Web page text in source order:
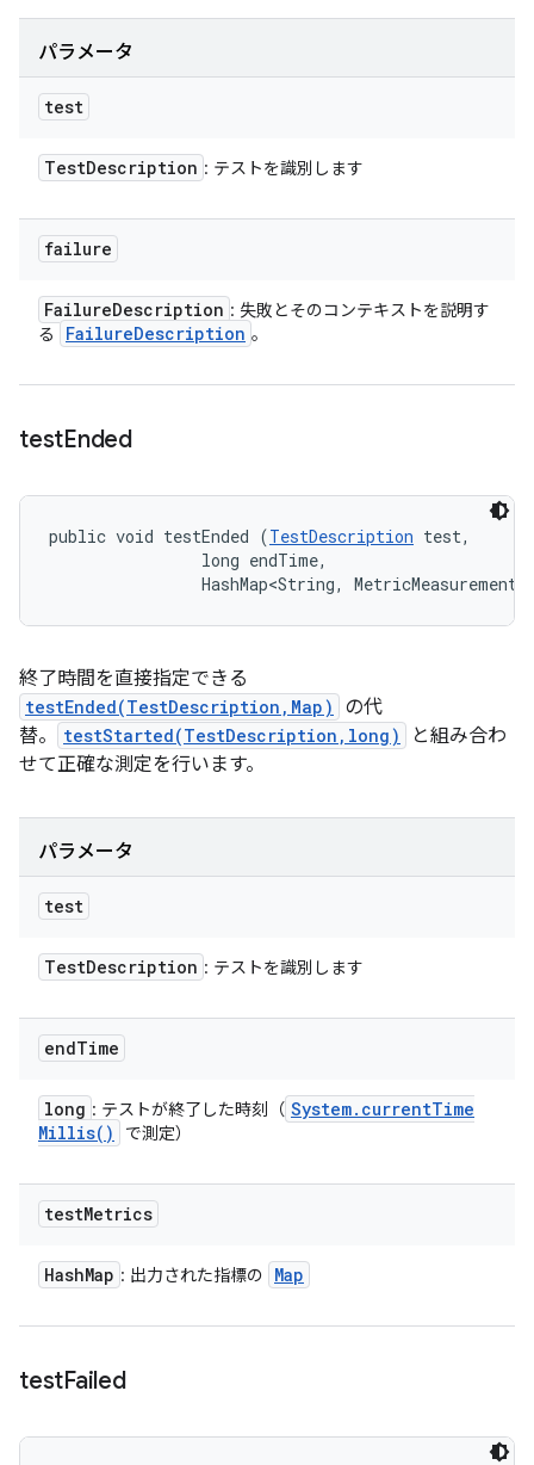
パラメータ
test
TestDescription : テストを識別します
failure
FailureDescription : 失敗とそのコンテキストを説明す
る
FailureDescription 。
testEnded
public void testEnded (TestDescription test,
                long endTime,
HashMap<String,
終了時間を直接指定できる
testEnded(TestDescription,Map)
の代
替。
testStarted(TestDescription,long)
と組み合わ
せて正確な測定を行います。
パラメータ
test
TestDescription : テストを識別します
endTime
long : テストが終了した時刻（ System. currentTime
Millis( ) で測定）
testMetrics
HashMap : 出力された指標の Map
testFailed